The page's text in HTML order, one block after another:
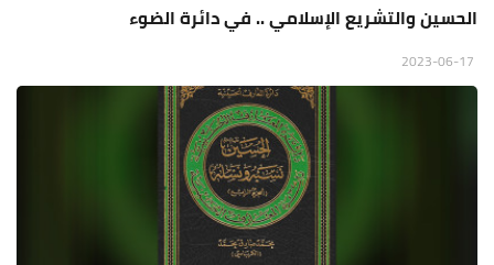
الحسين والتشريع الإسلامي .. في دائرة الضوء